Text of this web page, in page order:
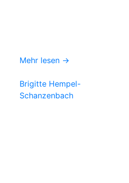
Mehr lesen →
Brigitte Hempel-
Schanzenbach